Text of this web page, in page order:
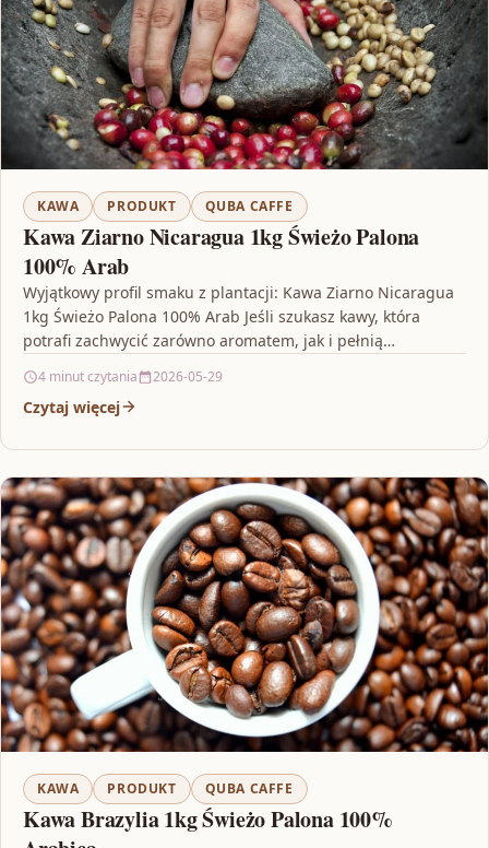
KAWA PRODUKT QUBA CAFFE
Kawa Ziarno Nicaragua 1kg Świeżo Palona
100% Arab
Wyjątkowy profil smaku z plantacji: Kawa Ziarno Nicaragua
1kg Świeżo Palona 100% Arab Jeśli szukasz kawy, która
potrafi zachwycić zarówno aromatem, jak i pełnią…
4 minut czytania 2026-05-29
Czytaj więcej
KAWA PRODUKT QUBA CAFFE
Kawa Brazylia 1kg Świeżo Palona 100%